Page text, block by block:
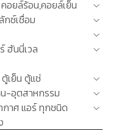
อยล์ร้อน,คอยล์เย็น
กซ์เชื่อม
ฮันนี่เวล
เย็น ตู้แช่
น-อุตสาหกรรม
กาศ แอร์ ทุกชนิด